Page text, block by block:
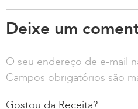
Deixe um
O seu endereço de e-mail
Campos obrigatórios são
Gostou da Receita?